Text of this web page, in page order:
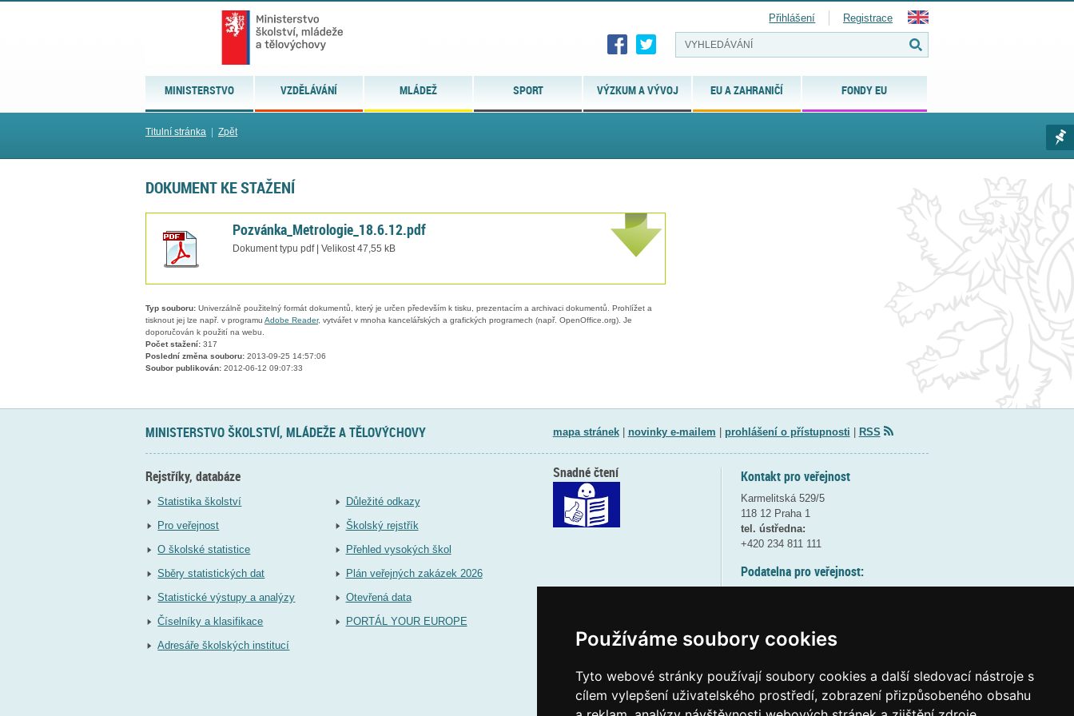
Používáme soubory cookies
Tyto webové stránky používají soubory cookies a další sledovací nástroje s
cílem vylepšení uživatelského prostředí, zobrazení přizpůsobeného obsahu
MINISTERSTVO VZDĚLÁVÁNÍ MLÁDEŽ SPORT VÝZKUM A VÝVOJ EU A ZAHRANIČÍ FONDY EU
Přihlášení Registrace
Titulní stránka Zpět
DOKUMENT KE STAŽENÍ
Pozvánka_Metrologie_18.6.12.pdf
Dokument typu pdf | Velikost 47,55 kB
Typ souboru: Univerzálně použitelný formát dokumentů, který je určen především k tisku, prezentacím a archivaci dokumentů. Prohlížet a
tisknout jej lze např. v programu Adobe Reader, vytvářet v mnoha kancelářských a grafických programech (např. OpenOffice.org). Je
doporučován k použití na webu.
Počet stažení: 317
Poslední změna souboru: 2013-09-25 14:57:06
Soubor publikován: 2012-06-12 09:07:33
MINISTERSTVO ŠKOLSTVÍ, MLÁDEŽE A TĚLOVÝCHOVY mapa stránek| novinky e-mailem prohlášení o přístupnosti RSS
Rejstříky, databáze
Statistika školství
Pro veřejnost
O školské statistice
Sběry statistických dat
Statistické výstupy a analýzy
Číselníky a klasifikace
Adresáře školských institucí
Důležité odkazy
Školský rejstřík
Přehled vysokých škol
Plán veřejných zakázek 2026
Otevřená data
PORTÁL YOUR EUROPE
Kontakt pro veřejnost
Karmelitská 529/5
118 12 Praha 1
tel. ústředna:
+420 234 811 111
Podatelna pro veřejnost:
(více informací
Elektronická podatelna:
Snadné čtení